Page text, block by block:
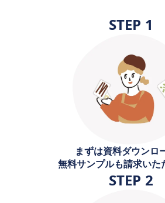
STEP 1
まずは資料ダウンロ
無料サンプルも請求いた
STEP 2